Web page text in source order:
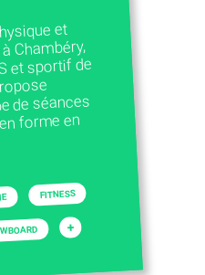
et
Chambéry,
et sportif de
de séances
forme en
FITNESS
+